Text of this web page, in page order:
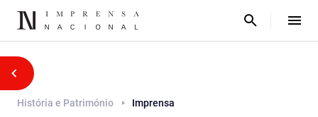
História e Património Imprensa